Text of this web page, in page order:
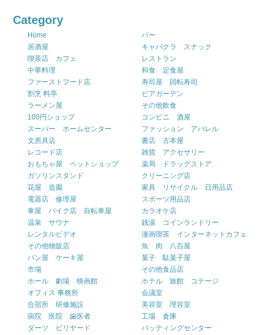
Category
Home
バー
居酒屋
キャバクラ スナック
喫茶店 カフェ
レストラン
中華料理
和食 定食屋
ファーストフード店
寿司屋 回転寿司
割烹 料亭
ビアガーデン
ラーメン屋
その他飲食
100円ショップ
コンビニ 酒屋
スーパー ホームセンター
ファッション アパレル
文房具店
書店 古本屋
レコード店
雑貨 アクセサリー
おもちゃ屋 ペットショップ
薬局 ドラッグストア
ガソリンスタンド
クリーニング店
花屋 造園
家具 リサイクル 日用品店
電器店 修理屋
スポーツ用品店
車屋 バイク店 自転車屋
カラオケ店
温泉 サウナ
銭湯 コインランドリー
レンタルビデオ
漫画喫茶 インターネットカフェ
その他物販店
魚 肉 八百屋
パン屋 ケーキ屋
菓子 駄菓子屋
市場
その他食品店
ホール 劇場 映画館
ホテル 旅館 コテージ
オフィス 事務所
会議室
合宿所 研修施設
美容室 理容室
病院 医院 歯医者
工場 倉庫
ダーツ ビリヤード
バッティングセンター